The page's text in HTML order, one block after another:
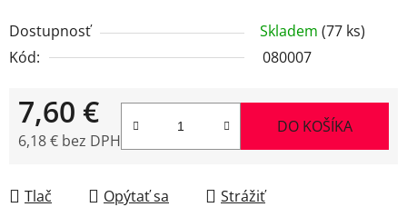
Dostupnosť Skladem (77 ks)
Kód:
080007
7,60 €
6,18 € bez DPH
DO KOŠÍKA
Tlač Opýtať sa
Strážiť